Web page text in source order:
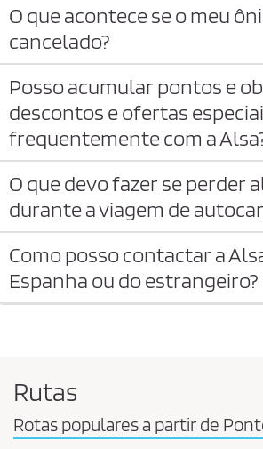
O que acontece se o meu
cancelado?
Posso acumular pontos e
descontos e ofertas
frequentemente com a
O que devo fazer se perder
durante a viagem de
Como posso contactar a
Espanha ou do estrangeiro?
Rutas
Rotas populares a partir de